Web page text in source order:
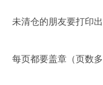
未清仓的朋友要打印
每页都要盖章（页数多